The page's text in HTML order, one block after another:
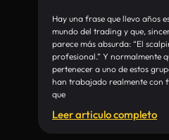
Hay una frase que llevo años
mundo del trading y que,
parece más absurda: “El
profesional.” Y normalmente
pertenecer a uno de estos
han trabajado realmente con
que
Leer articulo completo